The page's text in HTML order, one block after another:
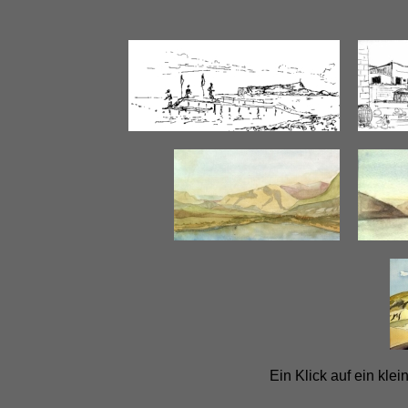
Ein Klick auf ein